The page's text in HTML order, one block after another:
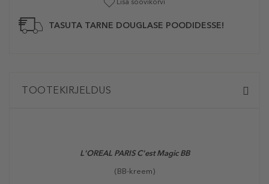
Lisa soovikorvi
TASUTA TARNE DOUGLASE POODIDESSE!
TOOTEKIRJELDUS
L'OREAL PARISC'est Magic BB
(BB-kreem)